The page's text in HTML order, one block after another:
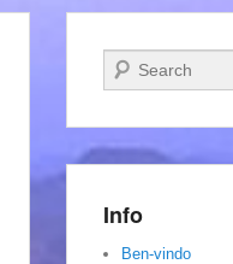
Pesquisar…
Info
Ben-vindo